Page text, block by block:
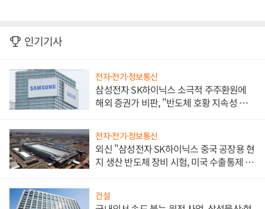
인기기사
전자·전기·정보통신
삼성전자 SK하이닉스 소극적 주주환원에
해외 증권가 비판, "반도체 호황 지속성 의
전자·전기·정보통신
외신 "삼성전자 SK하이닉스 중국 공장용 현
지 생산 반도체 장비 시험, 미국 수출통제 대
건설